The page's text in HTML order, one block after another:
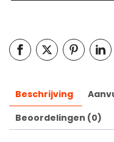
Beschrijving
Beoordelingen (0)